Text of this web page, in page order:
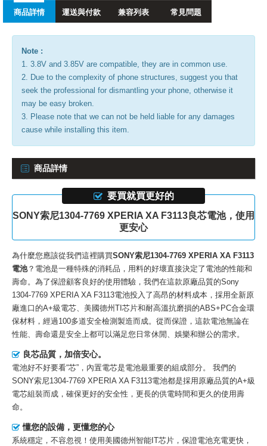
商品詳情 運送與付款 兼容列表 常見問題
Note :
1. 3.8V and 3.85V are compatible, they are in common use.
2. Due to the complexity of phone structures, suggest you that
seek the professional for dismantling your phone, otherwise it
may be easy broken.
3. Please note that we can not be held liable for any damages
cause while installing this item.
商品詳情
要買就買更好的
SONY索尼1304-7769 XPERIA XA F3113良芯電池，使用
更安心
為什麼您應該從我們這裡購買SONY索尼1304-7769 XPERIA XA F3113
電池？電池是一種特殊的消耗品，用料的好壞直接決定了電池的性能和
壽命。為了保證顧客良好的使用體驗，我們在這款原廠品質的Sony
1304-7769 XPERIA XA F3113電池投入了高昂的材料成本，採用全新原
廠進口的A+級電芯、美國德州TI芯片和耐高溫抗磨損的ABS+PC合金環
保材料，經過100多道安全檢測製造而成。從而保證，這款電池無論在
性能、壽命還是安全上都可以滿足您日常休閒、娛樂和辦公的需求。
良芯品質，加倍安心。
電池好不好要看“芯”，內置電芯是電池最重要的組成部分。 我們的
SONY索尼1304-7769 XPERIA XA F3113電池都是採用原廠品質的A+級
電芯組裝而成，確保更好的安全性，更長的供電時間和更久的使用壽
命。
懂您的設備，更懂您的心
系統穩定，不容忽視！使用美國德州智能IT芯片，保證電池充電更快，